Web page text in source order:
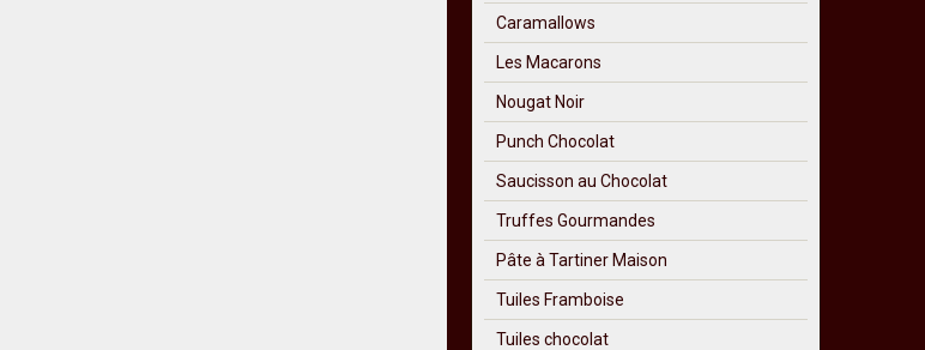
Caramallows
Les Macarons
Nougat Noir
Punch Chocolat
Saucisson au Chocolat
Truffes Gourmandes
Pâte à Tartiner Maison
Tuiles Framboise
Tuiles chocolat